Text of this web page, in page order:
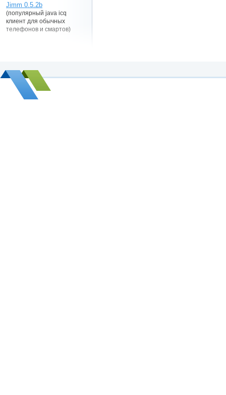
Jimm 0.5.2b
(популярный java icq
клиент для обычных
телефонов и смартов)